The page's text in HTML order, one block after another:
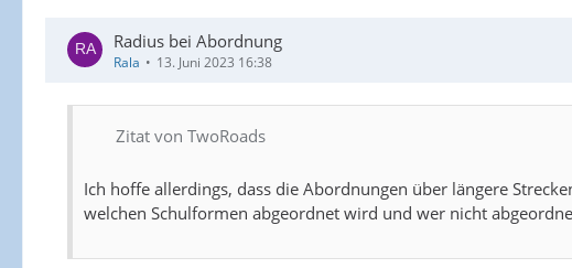
Radius bei Abordnung
Rala 13. Juni 2023 16:38
Zitat von TwoRoads
Ich hoffe allerdings, dass die Abordnungen über längere
welchen Schulformen abgeordnet wird und wer nicht